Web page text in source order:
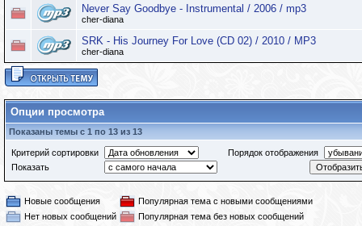
Never Say Goodbye - Instrumental / 2006 / mp3
cher-diana
SRK - His Journey For Love (CD 02) / 2010 / МР3
cher-diana
Опции просмотра
Показаны темы с 1 по 13 из 13
Критерий сортировки
Порядок отображения
Показать
Новые сообщения
Популярная тема с новыми сообщениями
Нет новых сообщений
Популярная тема без новых сообщений